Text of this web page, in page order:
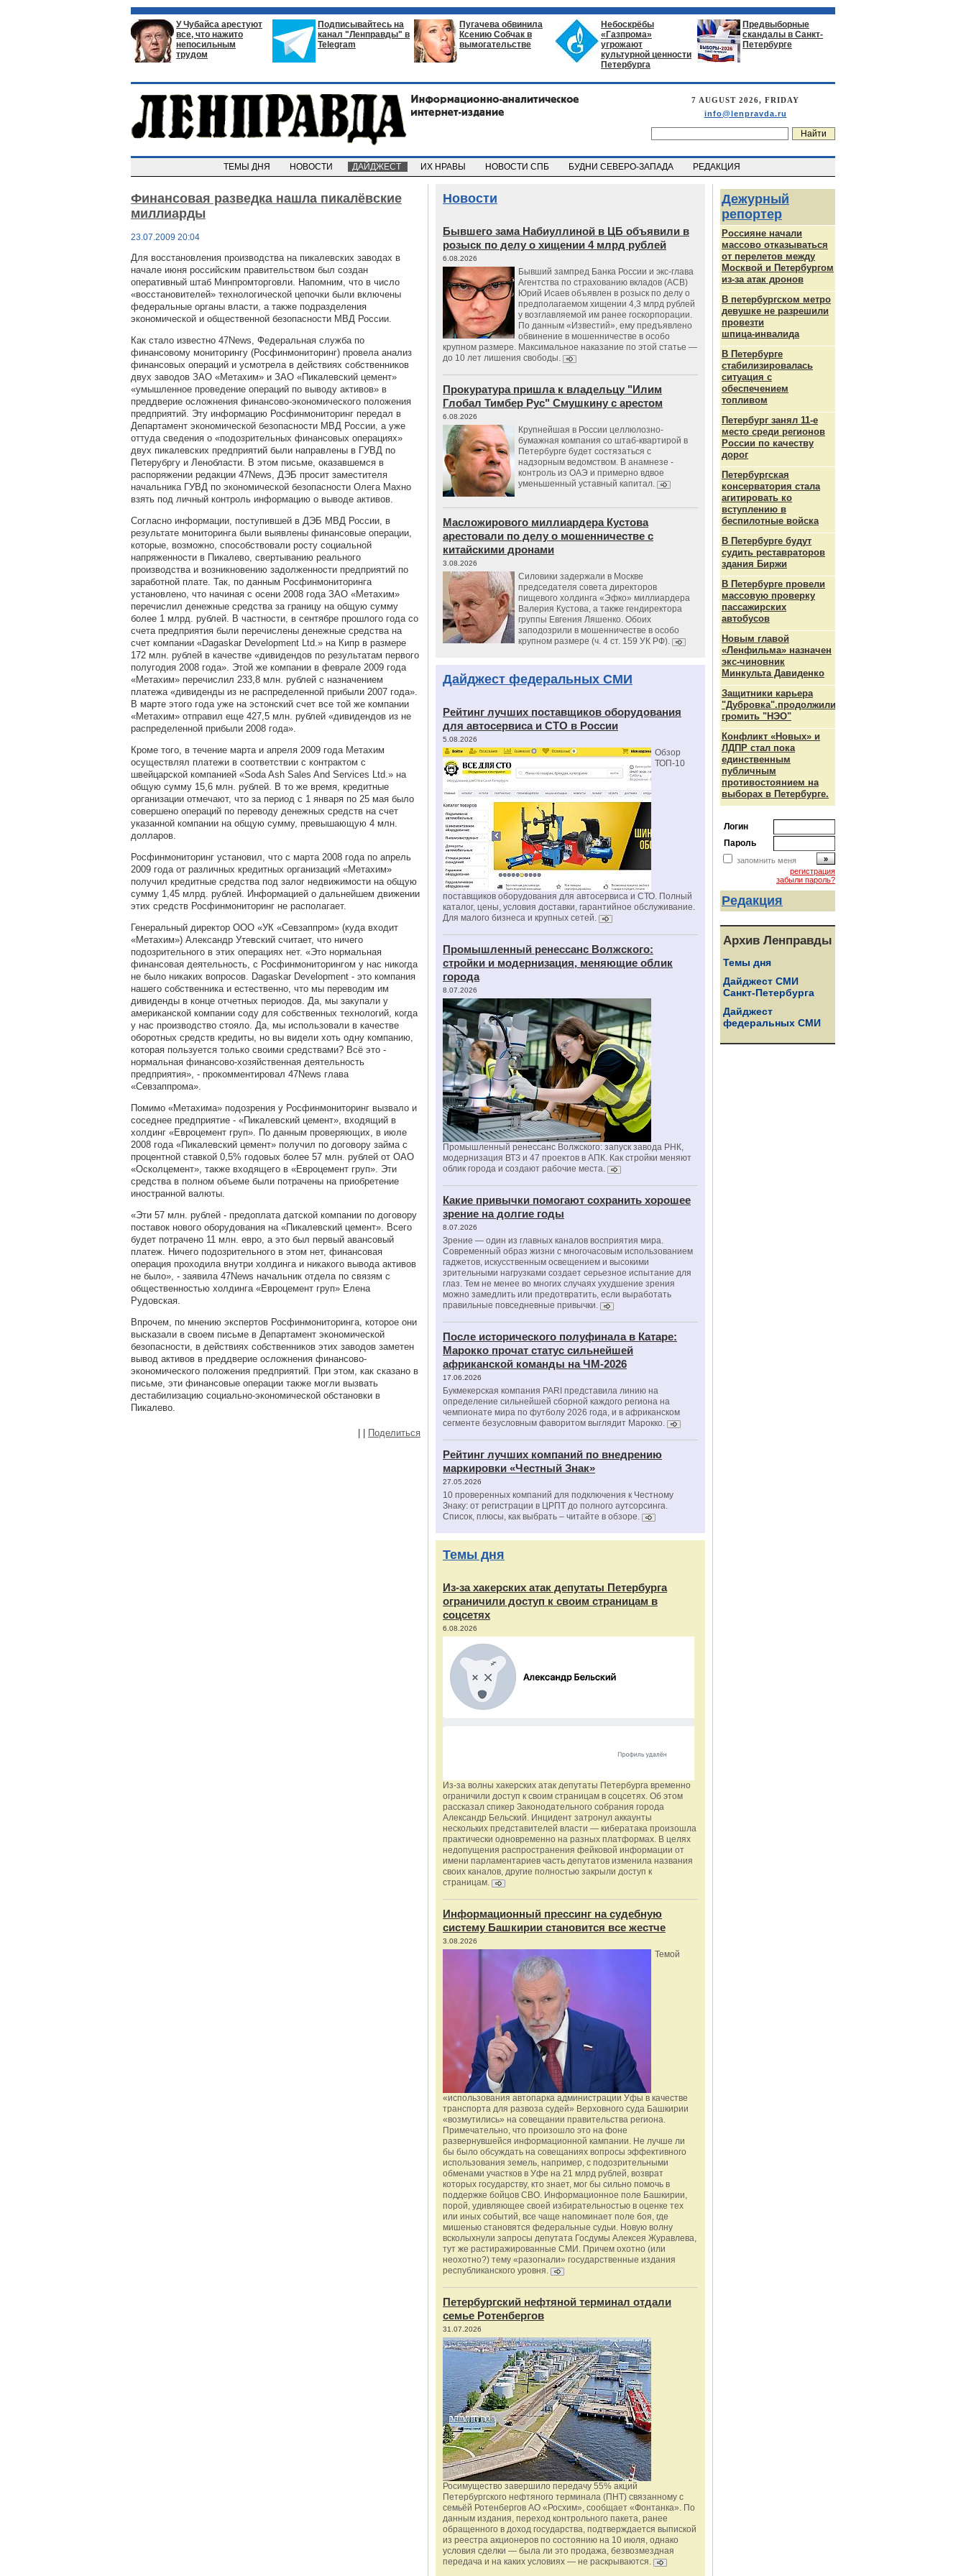
У Чубайса арестуют
все, что нажито
непосильным
трудом
Подписывайтесь на
канал "Ленправды" в
Telegram
Пугачева обвинила
Ксению Собчак в
вымогательстве
Небоскрёбы
«Газпрома»
угрожают
культурной ценности
Петербурга
Предвыборные
скандалы в Санкт-
Петербурге
7 AUGUST 2026, FRIDAY
info@lenpravda.ru
ТЕМЫ ДНЯ НОВОСТИ ДАЙДЖЕСТ ИХ НРАВЫ НОВОСТИ СПБ БУДНИ СЕВЕРО-ЗАПАДА РЕДАКЦИЯ
Финансовая разведка нашла пикалёвские
миллиарды
23.07.2009 20:04
Для восстановления производства на пикалевских заводах в
начале июня российским правительством был создан
оперативный штаб Минпромторговли. Напомним, что в число
«восстановителей» технологической цепочки были включены
федеральные органы власти, а также подразделения
экономической и общественной безопасности МВД России.
Как стало известно 47News, Федеральная служба по
финансовому мониторингу (Росфинмониторинг) провела анализ
финансовых операций и усмотрела в действиях собственников
двух заводов ЗАО «Метахим» и ЗАО «Пикалевский цемент»
«умышленное проведение операций по выводу активов» в
преддверие осложнения финансово-экономического положения
предприятий. Эту информацию Росфинмониторинг передал в
Департамент экономической безопасности МВД России, а уже
оттуда сведения о «подозрительных финансовых операциях»
двух пикалевских предприятий были направлены в ГУВД по
Петерубргу и Ленобласти. В этом письме, оказавшемся в
распоряжении редакции 47News, ДЭБ просит заместителя
начальника ГУВД по экономической безопасности Олега Махно
взять под личный контроль информацию о выводе активов.
Согласно информации, поступившей в ДЭБ МВД России, в
результате мониторинга были выявлены финансовые операции,
которые, возможно, способствовали росту социальной
напряженности в Пикалево, свертыванию реального
производства и возникновению задолженности предприятий по
заработной плате. Так, по данным Росфинмониторинга
установлено, что начиная с осени 2008 года ЗАО «Метахим»
перечислил денежные средства за границу на общую сумму
более 1 млрд. рублей. В частности, в сентябре прошлого года со
счета предприятия были перечислены денежные средства на
счет компании «Dagaskar Development Ltd.» на Кипр в размере
172 млн. рублей в качестве «дивидендов по результатам первого
полугодия 2008 года». Этой же компании в феврале 2009 года
«Метахим» перечислил 233,8 млн. рублей с назначением
платежа «дивиденды из не распределенной прибыли 2007 года».
В марте этого года уже на эстонский счет все той же компании
«Метахим» отправил еще 427,5 млн. рублей «дивидендов из не
распределенной прибыли 2008 года».
Кроме того, в течение марта и апреля 2009 года Метахим
осуществлял платежи в соответствии с контрактом с
швейцарской компанией «Soda Ash Sales And Services Ltd.» на
общую сумму 15,6 млн. рублей. В то же время, кредитные
организации отмечают, что за период с 1 января по 25 мая было
совершено операций по переводу денежных средств на счет
указанной компании на общую сумму, превышающую 4 млн.
долларов.
Росфинмониторинг установил, что с марта 2008 года по апрель
2009 года от различных кредитных организаций «Метахим»
получил кредитные средства под залог недвижимости на общую
сумму 1,45 млрд. рублей. Информацией о дальнейшем движении
этих средств Росфинмониторинг не располагает.
Генеральный директор ООО «УК «Севзаппром» (куда входит
«Метахим») Александр Утевский считает, что ничего
подозрительного в этих операциях нет. «Это нормальная
финансовая деятельность, с Росфинмониторингом у нас никогда
не было никаких вопросов. Dagaskar Development - это компания
нашего собственника и естественно, что мы переводим им
дивиденды в конце отчетных периодов. Да, мы закупали у
американской компании соду для собственных технологий, когда
у нас производство стояло. Да, мы использовали в качестве
оборотных средств кредиты, но вы видели хоть одну компанию,
которая пользуется только своими средствами? Всё это -
нормальная финансово-хозяйственная деятельность
предприятия», - прокомментировал 47News глава
«Севзаппрома».
Помимо «Метахима» подозрения у Росфинмониторинг вызвало и
соседнее предприятие - «Пикалевский цемент», входящий в
холдинг «Евроцемент груп». По данным проверяющих, в июле
2008 года «Пикалевский цемент» получил по договору займа с
процентной ставкой 0,5% годовых более 57 млн. рублей от ОАО
«Осколцемент», также входящего в «Евроцемент груп». Эти
средства в полном объеме были потрачены на приобретение
иностранной валюты.
«Эти 57 млн. рублей - предоплата датской компании по договору
поставок нового оборудования на «Пикалевский цемент». Всего
будет потрачено 11 млн. евро, а это был первый авансовый
платеж. Ничего подозрительного в этом нет, финансовая
операция проходила внутри холдинга и никакого вывода активов
не было», - заявила 47News начальник отдела по связям с
общественностью холдинга «Евроцемент груп» Елена
Рудовская.
Впрочем, по мнению экспертов Росфинмониторинга, которое они
высказали в своем письме в Департамент экономической
безопасности, в действиях собственников этих заводов заметен
вывод активов в преддверие осложнения финансово-
экономического положения предприятий. При этом, как сказано в
письме, эти финансовые операции также могли вызвать
дестабилизацию социально-экономической обстановки в
Пикалево.
Поделиться
Новости
Бывшего зама Набиуллиной в ЦБ объявили в
розыск по делу о хищении 4 млрд рублей
6.08.2026
Бывший зампред Банка России и экс-глава
Агентства по страхованию вкладов (АСВ)
Юрий Исаев объявлен в розыск по делу о
предполагаемом хищении 4,3 млрд рублей
у возглавляемой им ранее госкорпорации.
По данным «Известий», ему предъявлено
обвинение в мошенничестве в особо
крупном размере. Максимальное наказание по этой статье —
до 10 лет лишения свободы.
Прокуратура пришла к владельцу "Илим
Глобал Тимбер Рус" Смушкину с арестом
6.08.2026
Крупнейшая в России целлюлозно-
бумажная компания со штаб-квартирой в
Петербурге будет состязаться с
надзорным ведомством. В анамнезе -
контроль из ОАЭ и примерно вдвое
уменьшенный уставный капитал.
Масложирового миллиардера Кустова
арестовали по делу о мошенничестве с
китайскими дронами
3.08.2026
Силовики задержали в Москве
председателя совета директоров
пищевого холдинга «Эфко» миллиардера
Валерия Кустова, а также гендиректора
группы Евгения Ляшенко. Обоих
заподозрили в мошенничестве в особо
крупном размере (ч. 4 ст. 159 УК РФ).
Дайджест федеральных СМИ
Рейтинг лучших поставщиков оборудования
для автосервиса и СТО в России
5.08.2026
Обзор
ТОП-10
поставщиков оборудования для автосервиса и СТО. Полный
каталог, цены, условия доставки, гарантийное обслуживание.
Для малого бизнеса и крупных сетей.
Промышленный ренессанс Волжского:
стройки и модернизация, меняющие облик
города
8.07.2026
Промышленный ренессанс Волжского: запуск завода РНК,
модернизация ВТЗ и 47 проектов в АПК. Как стройки меняют
облик города и создают рабочие места.
Какие привычки помогают сохранить хорошее
зрение на долгие годы
8.07.2026
Зрение — один из главных каналов восприятия мира.
Современный образ жизни с многочасовым использованием
гаджетов, искусственным освещением и высокими
зрительными нагрузками создает серьезное испытание для
глаз. Тем не менее во многих случаях ухудшение зрения
можно замедлить или предотвратить, если выработать
правильные повседневные привычки.
После исторического полуфинала в Катаре:
Марокко прочат статус сильнейшей
африканской команды на ЧМ-2026
17.06.2026
Букмекерская компания PARI представила линию на
определение сильнейшей сборной каждого региона на
чемпионате мира по футболу 2026 года, и в африканском
сегменте безусловным фаворитом выглядит Марокко.
Рейтинг лучших компаний по внедрению
маркировки «Честный Знак»
27.05.2026
10 проверенных компаний для подключения к Честному
Знаку: от регистрации в ЦРПТ до полного аутсорсинга.
Список, плюсы, как выбрать – читайте в обзоре.
Темы дня
Из‑за хакерских атак депутаты Петербурга
ограничили доступ к своим страницам в
соцсетях
6.08.2026
Из‑за волны хакерских атак депутаты Петербурга временно
ограничили доступ к своим страницам в соцсетях. Об этом
рассказал спикер Законодательного собрания города
Александр Бельский. Инцидент затронул аккаунты
нескольких представителей власти — кибератака произошла
практически одновременно на разных платформах. В целях
недопущения распространения фейковой информации от
имени парламентариев часть депутатов изменила названия
своих каналов, другие полностью закрыли доступ к
страницам.
Информационный прессинг на судебную
систему Башкирии становится все жестче
3.08.2026
Темой
«использования автопарка администрации Уфы в качестве
транспорта для развоза судей» Верховного суда Башкирии
«возмутились» на совещании правительства региона.
Примечательно, что произошло это на фоне
развернувшейся информационной кампании. Не лучше ли
бы было обсуждать на совещаниях вопросы эффективного
использования земель, например, с подозрительными
обменами участков в Уфе на 21 млрд рублей, возврат
которых государству, кто знает, мог бы сильно помочь в
поддержке бойцов СВО. Информационное поле Башкирии,
порой, удивляющее своей избирательностью в оценке тех
или иных событий, все чаще напоминает поле боя, где
мишенью становятся федеральные судьи. Новую волну
всколыхнули запросы депутата Госдумы Алексея Журавлева,
тут же растиражированные СМИ. Причем охотно (или
неохотно?) тему «разогнали» государственные издания
республиканского уровня.
Петербургский нефтяной терминал отдали
семье Ротенбергов
31.07.2026
Росимущество завершило передачу 55% акций
Петербургского нефтяного терминала (ПНТ) связанному с
семьёй Ротенбергов АО «Росхим», сообщает «Фонтанка». По
данным издания, переход контрольного пакета, ранее
обращенного в доход государства, подтверждается выпиской
из реестра акционеров по состоянию на 10 июля, однако
условия сделки — была ли это продажа, безвозмездная
передача и на каких условиях — не раскрываются.
Дежурный
репортер
Россияне начали
массово отказываться
от перелетов между
Москвой и Петербургом
из-за атак дронов
В петербургском метро
девушке не разрешили
провезти
шпица‑инвалида
В Петербурге
стабилизировалась
ситуация с
обеспечением
топливом
Петербург занял 11-е
место среди регионов
России по качеству
дорог
Петербургская
консерватория стала
агитировать ко
вступлению в
беспилотные войска
В Петербурге будут
судить реставраторов
здания Биржи
В Петербурге провели
массовую проверку
пассажирских
автобусов
Новым главой
«Ленфильма» назначен
экс-чиновник
Минкульта Давиденко
Защитники карьера
"Дубровка".продолжили
громить "НЭО"
Конфликт «Новых» и
ЛДПР стал пока
единственным
публичным
противостоянием на
выборах в Петербурге.
Логин
Пароль
запомнить меня
регистрация
забыли пароль?
Редакция
Архив Ленправды
Темы дня
Дайджест СМИ
Санкт-Петербурга
Дайджест
федеральных СМИ